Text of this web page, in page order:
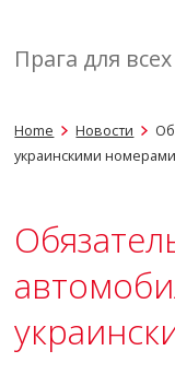
Прага для всех
Home Новости
украинскими номерами